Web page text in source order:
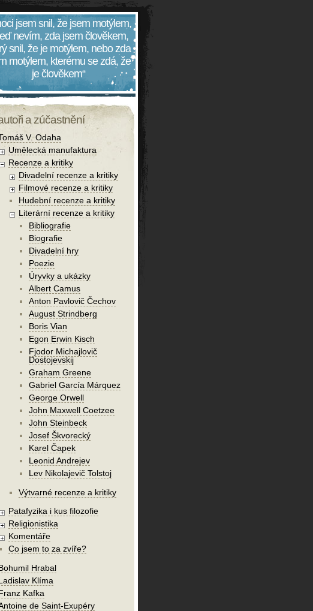
jsem snil, že jsem motýlem,
nevím, zda jsem člověkem,
snil, že je motýlem, nebo zda
motýlem, kterému se zdá, že
je člověkem“
a zúčastnění
V. Odaha
Umělecká manufaktura
Recenze a kritiky
Divadelní recenze a kritiky
Filmové recenze a kritiky
Hudební recenze a kritiky
Literární recenze a kritiky
Bibliografie
Biografie
Divadelní hry
Poezie
Úryvky a ukázky
Albert Camus
Anton Pavlovič Čechov
August Strindberg
Boris Vian
Egon Erwin Kisch
Fjodor Michajlovič
Dostojevskij
Graham Greene
Gabriel García Márquez
George Orwell
John Maxwell Coetzee
John Steinbeck
Josef Škvorecký
Karel Čapek
Leonid Andrejev
Lev Nikolajevič Tolstoj
Výtvarné recenze a kritiky
Patafyzika i kus filozofie
Religionistika
Komentáře
Co jsem to za zvíře?
Hrabal
Klíma
Kafka
de Saint-Exupéry